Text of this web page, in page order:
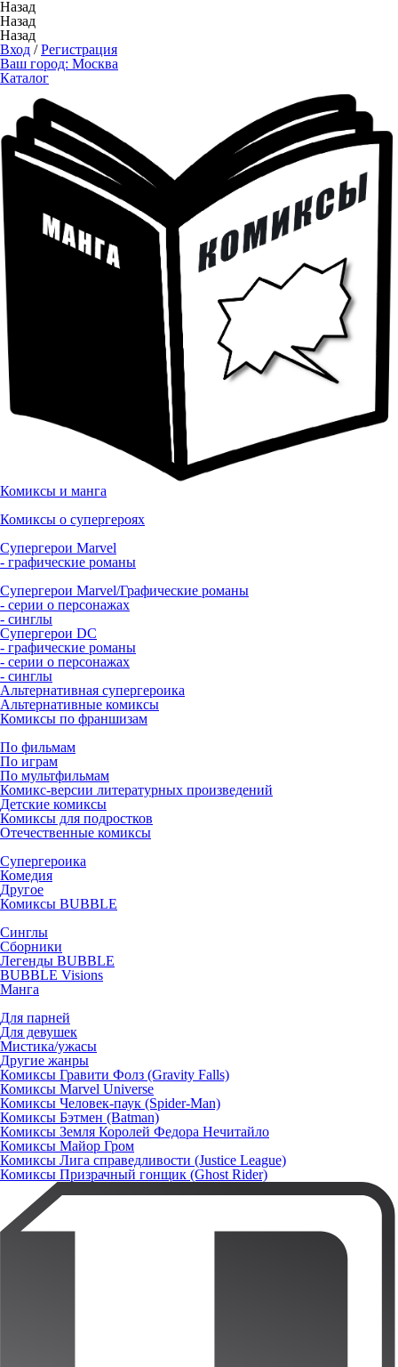
Назад
Назад
Назад
Вход /Регистрация
Ваш город: Москва
Каталог
Комиксы и манга
Комиксы о супергероях
Супергерои Marvel
- графические романы
Супергерои Marvel/Графические романы
- серии о персонажах
- синглы
Супергерои DC
- графические романы
- серии о персонажах
- синглы
Альтернативная супергероика
Альтернативные комиксы
Комиксы по франшизам
По фильмам
По играм
По мультфильмам
Комикс-версии литературных произведений
Детские комиксы
Комиксы для подростков
Отечественные комиксы
Супергероика
Комедия
Другое
Комиксы BUBBLE
Синглы
Сборники
Легенды BUBBLE
BUBBLE Visions
Манга
Для парней
Для девушек
Мистика/ужасы
Другие жанры
Комиксы Гравити Фолз (Gravity Falls)
Комиксы Marvel Universe
Комиксы Человек-паук (Spider-Man)
Комиксы Бэтмен (Batman)
Комиксы Земля Королей Федора Нечитайло
Комиксы Майор Гром
Комиксы Лига справедливости (Justice League)
Комиксы Призрачный гонщик (Ghost Rider)